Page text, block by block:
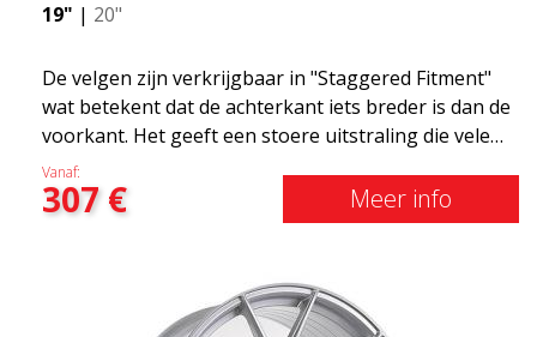
19" | 20"
De velgen zijn verkrijgbaar in "Staggered Fitment"
wat betekent dat de achterkant iets breder is dan de
voorkant. Het geeft een stoere uitstraling die velen
associëren met racen. (kan ook hetzelfde rond
krijgen) Met andere woorden, het ABS F18 zijn
velgen die je auto een iets sportievere uitstraling
velgen zijn die je ongelooflijk goede prestaties
geven. Dit staat in relatie tot wat je ervoor moet
Vanaf:
307€ Meer info